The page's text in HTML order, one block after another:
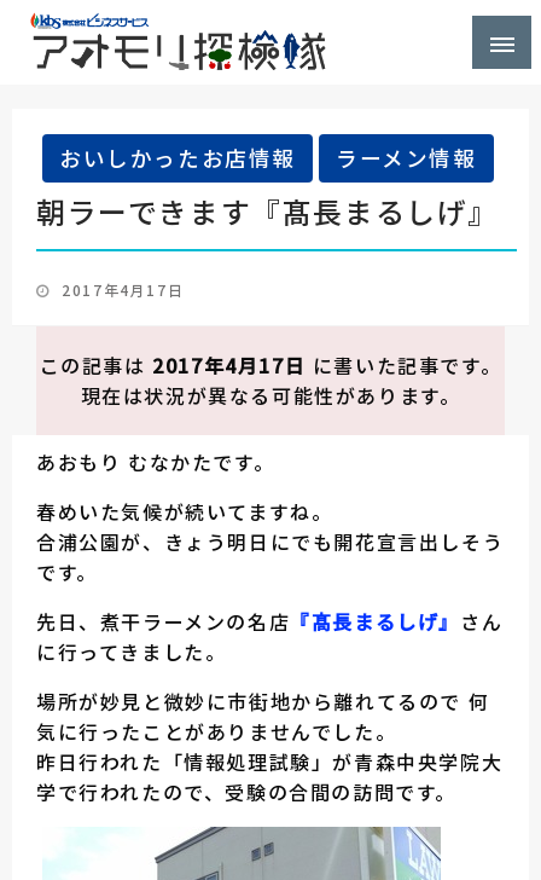
おいしかったお店情報 ラーメン情報
朝ラーできます『髙長まるしげ』
投
日:
2017年4月17日
この記事は 2017年4月17日 に書いた記事です。
現在は状況が異なる可能性があります。
あおもり むなかたです。
春めいた気候が続いてますね。
合浦公園が、きょう明日にでも開花宣言出しそう
です。
先日、煮干ラーメンの名店 『髙長まるしげ』 さん
に行ってきました。
場所が妙見と微妙に市街地から離れてるので 何
気に行ったことがありませんでした。
昨日行われた「情報処理試験」が青森中央学院大
学で行われたので、受験の合間の訪問です。